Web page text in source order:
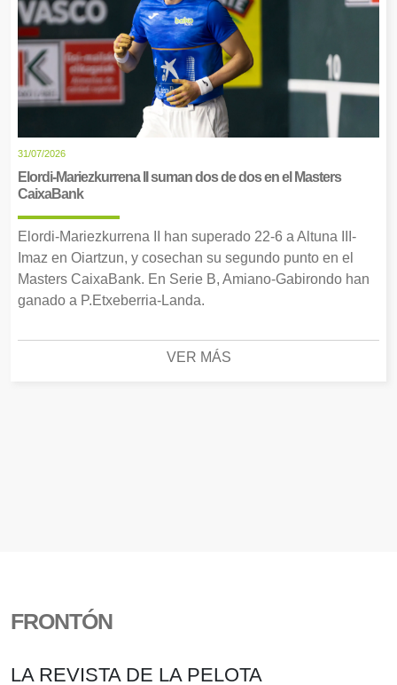
31/07/2026
Elordi-Mariezkurrena II suman dos de dos en el Masters
CaixaBank
Elordi-Mariezkurrena II han superado 22-6 a Altuna III-
Imaz en Oiartzun, y cosechan su segundo punto en el
Masters CaixaBank. En Serie B, Amiano-Gabirondo han
ganado a P.Etxeberria-Landa.
VER MÁS
FRONTÓN
LA REVISTA DE LA PELOTA